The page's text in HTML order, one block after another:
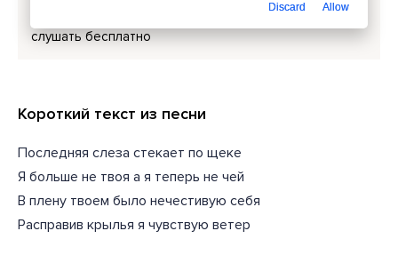
слушать бесплатно
Короткий текст из песни
Последняя слеза стекает по щеке
Я больше не твоя а я теперь не чей
В плену твоем было нечестивую себя
Расправив крылья я чувствую ветер
Discard Allow